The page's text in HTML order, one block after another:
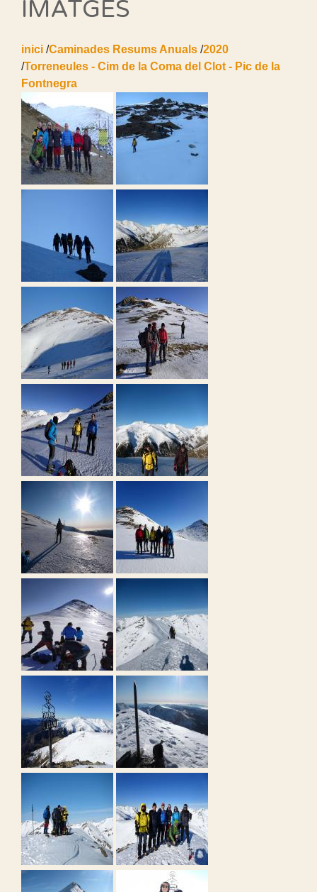
IMATGES
inici /Caminades Resums Anuals /2020
/Torreneules - Cim de la Coma del Clot - Pic de la
Fontnegra